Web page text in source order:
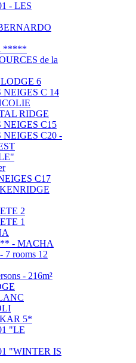
- LES
*****
de la
6
C 14
RIDGE
NEIGES C15
C20 -
C17
2
1
- MACHA
7 rooms 12
- 216m²
5*
"LE
"WINTER IS